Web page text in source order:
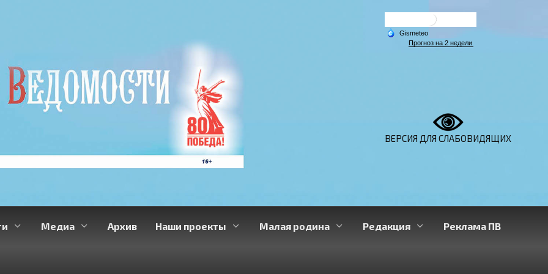
ВЕРСИЯ ДЛЯ СЛАБОВИДЯЩИХ
Медиа Архив Наши проекты Малая родина Редакция Реклама ПВ